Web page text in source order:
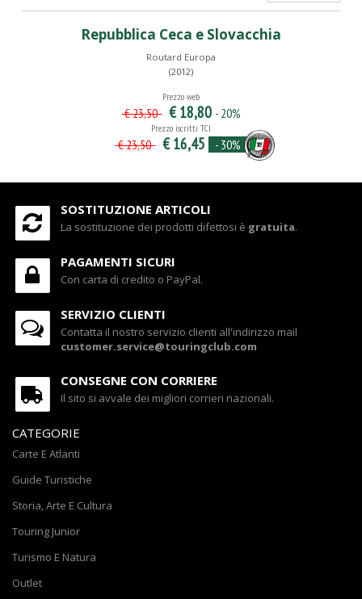
Repubblica Ceca e Slovacchia
Routard Europa
(2012)
Prezzo web
€ 23,50 € 18,80 - 20%
Prezzo iscritti TCI
€ 23,50 € 16,45 - 30%
SOSTITUZIONE ARTICOLI
La sostituzione dei prodotti difettosi è gratuita.
PAGAMENTI SICURI
Con carta di credito o PayPal.
SERVIZIO CLIENTI
Contatta il nostro servizio clienti all'indirizzo mail
customer.service@touringclub.com
CONSEGNE CON CORRIERE
Il sito si avvale dei migliori corrieri nazionali.
CATEGORIE
Carte E Atlanti
Guide Turistiche
Storia, Arte E Cultura
Touring Junior
Turismo E Natura
Outlet